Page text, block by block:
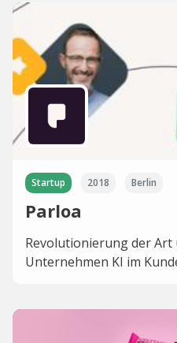
Startup 2018 Berlin
Parloa
Revolutionierung der Art
Unternehmen KI im